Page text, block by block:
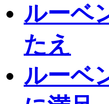
ルーベ
たえ
ルーベ